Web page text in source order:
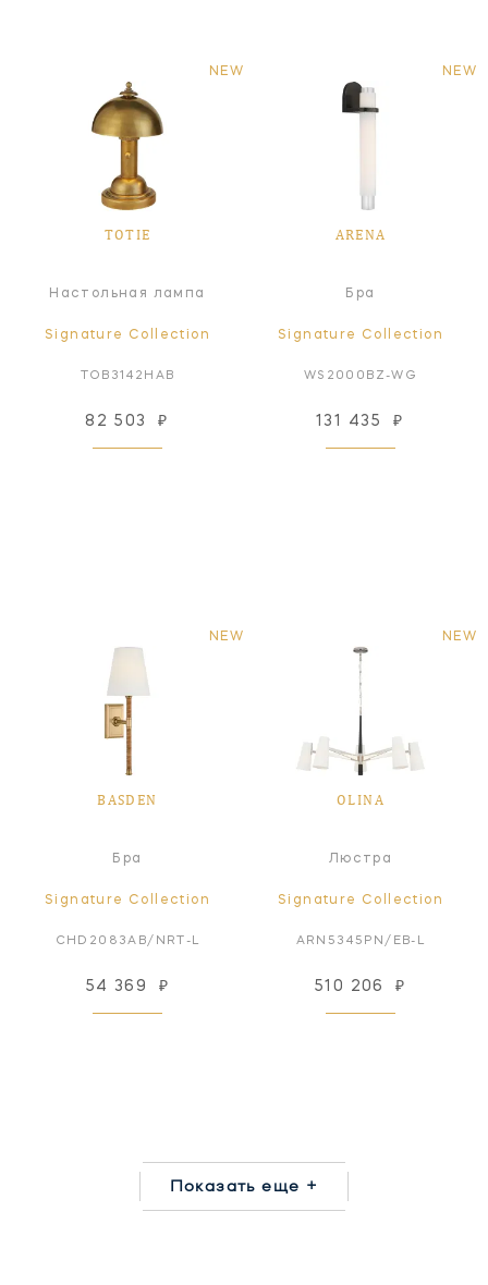
NEW
TOTIE
Настольная лампа
Signature Collection
TOB3142HAB
82 503 ₽
NEW
ARENA
Бра
Signature Collection
WS2000BZ-WG
131 435 ₽
NEW
BASDEN
Бра
Signature Collection
CHD2083AB/NRT-L
54 369 ₽
NEW
OLINA
Люстра
Signature Collection
ARN5345PN/EB-L
510 206 ₽
Показать еще +